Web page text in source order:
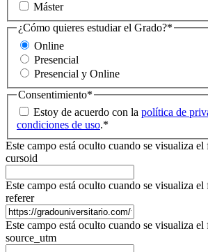
Máster
¿Cómo quieres estudiar el Grado?*
Online
Presencial
Presencial y Online
Consentimiento*
Estoy de acuerdo con la política de
condiciones de uso.*
Este campo está oculto cuando se visualiza
cursoid
Este campo está oculto cuando se visualiza
referer
Este campo está oculto cuando se visualiza
source_utm